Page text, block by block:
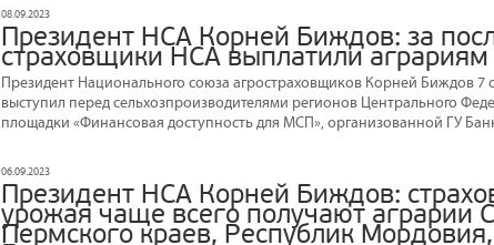
08.09.2023
Президент НСА Корней Биждов: за
страховщики НСА выплатили
Президент Национального союза агростраховщиков Корней Биждов 7
выступил перед сельхозпроизводителями регионов Центрального
площадки «Финансовая доступность для МСП», организованной ГУ
06.09.2023
Президент НСА Корней Биждов:
урожая чаще всего получают аграрии
Пермского краев, Республик